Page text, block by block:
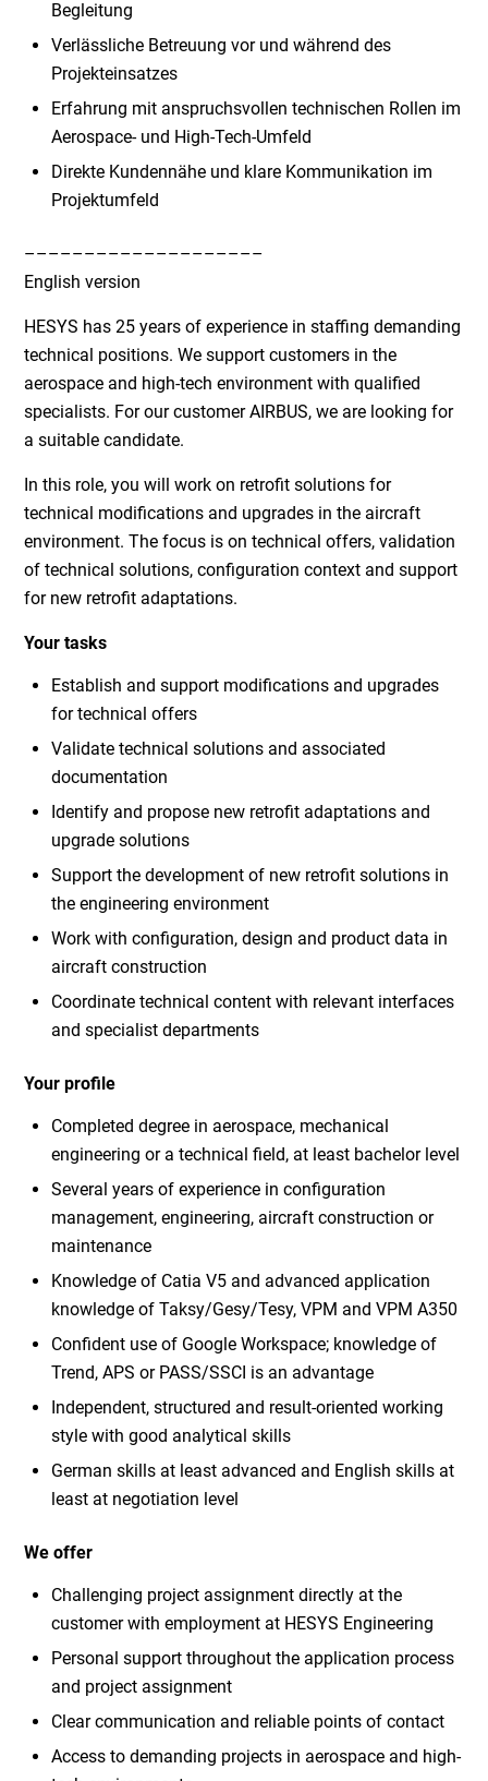
Begleitung
Verlässliche Betreuung vor und während des
Projekteinsatzes
Erfahrung mit anspruchsvollen technischen Rollen im
Aerospace- und High-Tech-Umfeld
Direkte Kundennähe und klare Kommunikation im
Projektumfeld
––––––––––––––––––––
English version
HESYS has 25 years of experience in staffing demanding
technical positions. We support customers in the
aerospace and high-tech environment with qualified
specialists. For our customer AIRBUS, we are looking for
a suitable candidate.
In this role, you will work on retrofit solutions for
technical modifications and upgrades in the aircraft
environment. The focus is on technical offers, validation
of technical solutions, configuration context and support
for new retrofit adaptations.
Your tasks
Establish and support modifications and upgrades
for technical offers
Validate technical solutions and associated
documentation
Identify and propose new retrofit adaptations and
upgrade solutions
Support the development of new retrofit solutions in
the engineering environment
Work with configuration, design and product data in
aircraft construction
Coordinate technical content with relevant interfaces
and specialist departments
Your profile
Completed degree in aerospace, mechanical
engineering or a technical field, at least bachelor level
Several years of experience in configuration
management, engineering, aircraft construction or
maintenance
Knowledge of Catia V5 and advanced application
knowledge of Taksy/Gesy/Tesy, VPM and VPM A350
Confident use of Google Workspace; knowledge of
Trend, APS or PASS/SSCI is an advantage
Independent, structured and result-oriented working
style with good analytical skills
German skills at least advanced and English skills at
least at negotiation level
We offer
Challenging project assignment directly at the
customer with employment at HESYS Engineering
Personal support throughout the application process
and project assignment
Clear communication and reliable points of contact
Access to demanding projects in aerospace and high-